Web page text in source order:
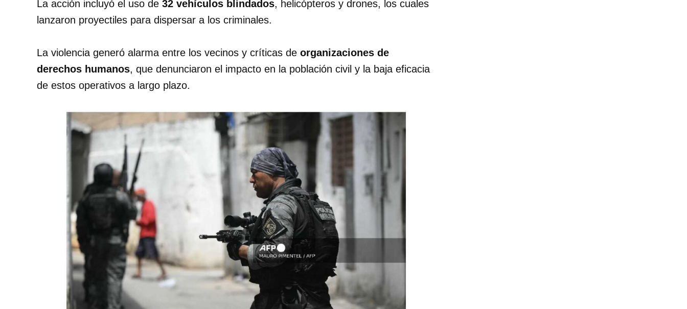
La acción incluyó el uso de 32 vehículos blindados, helicópteros y drones, los cuales
lanzaron proyectiles para dispersar a los criminales.
La violencia generó alarma entre los vecinos y críticas de organizaciones de
derechos humanos, que denunciaron el impacto en la población civil y la baja eficacia
de estos operativos a largo plazo.